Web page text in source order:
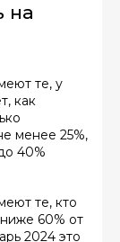
на
те, у
как
менее 25%,
40%
те, кто
60% от
2024 это